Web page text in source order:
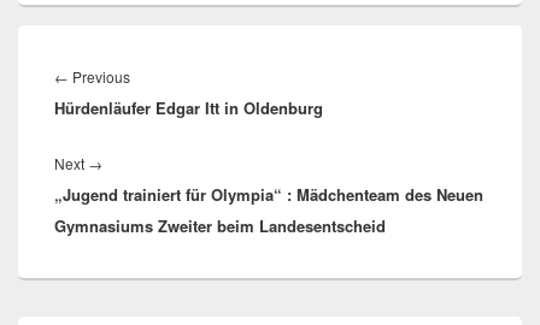
← Previous
post:
Hürdenläufer Edgar Itt in Oldenburg
Next →
post:
„Jugend trainiert für Olympia“ : Mädchenteam des Neuen
Gymnasiums Zweiter beim Landesentscheid